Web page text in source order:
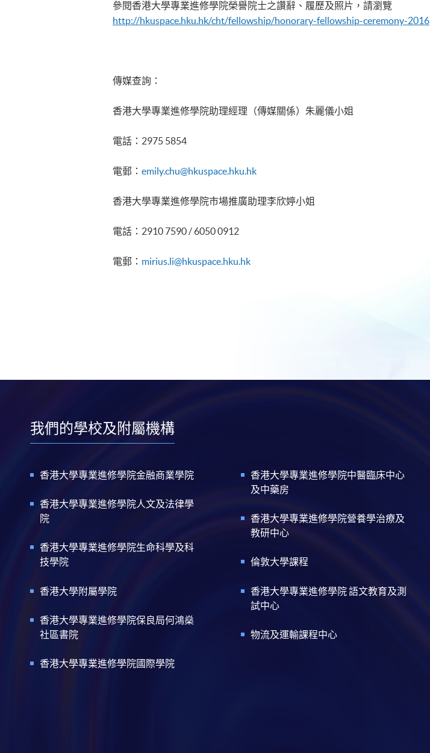
參閱香港大學專業進修學院榮譽院士之讚辭、履歷及照片，請瀏覽
http://hkuspace.hku.hk/cht/fellowship/honorary-fellowship-ceremony-2016
傳媒查詢：
香港大學專業進修學院助理經理（傳媒關係）朱麗儀小姐
電話：2975 5854
電郵： emily.chu@hkuspace.hku.hk
香港大學專業進修學院市場推廣助理李欣婷小姐
電話：2910 7590 / 6050 0912
電郵： mirius.li@hkuspace.hku.hk
我們的學校及附屬機構
香港大學專業進修學院金融商業學院
香港大學專業進修學院人文及法律學
院
香港大學專業進修學院生命科學及科
技學院
香港大學附屬學院
香港大學專業進修學院保良局何鴻燊
社區書院
香港大學專業進修學院國際學院
香港大學專業進修學院中醫臨床中心
及中藥房
香港大學專業進修學院營養學治療及
教研中心
倫敦大學課程
香港大學專業進修學院 語文教育及測
試中心
物流及運輸課程中心